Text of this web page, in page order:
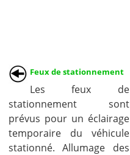
Feux de stationnement
Les feux de
stationnement sont
prévus pour un éclairage
temporaire du véhicule
stationné. Allumage des